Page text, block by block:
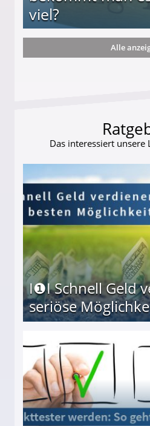
viel?
und wie viel?
Alle
Das interessiert unsere
I❶I Schnell Geld
seriöse